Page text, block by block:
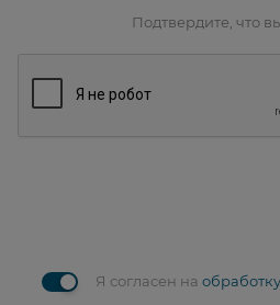
Подтвердите, что
Я согласен на